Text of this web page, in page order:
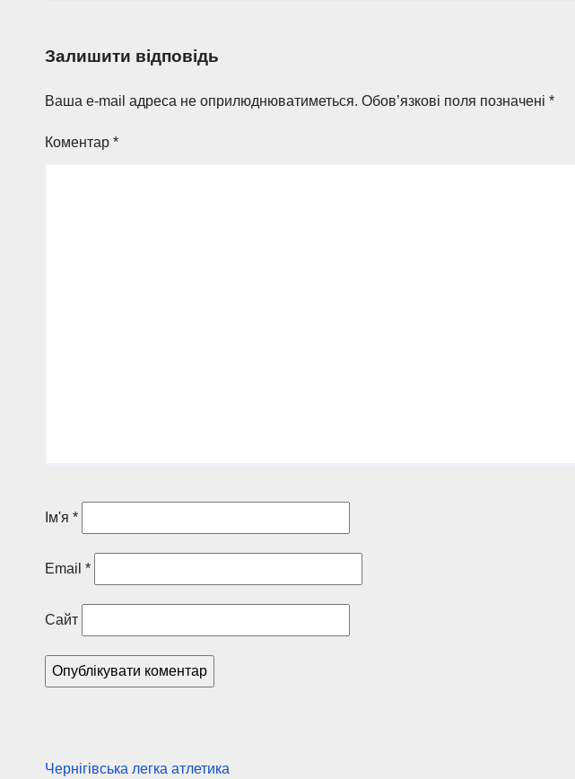
Залишити відповідь
Ваша e-mail адреса не оприлюднюватиметься. Обов’язкові поля позначені *
Коментар *
Ім'я *
Email *
Сайт
Чернігівська легка атлетика